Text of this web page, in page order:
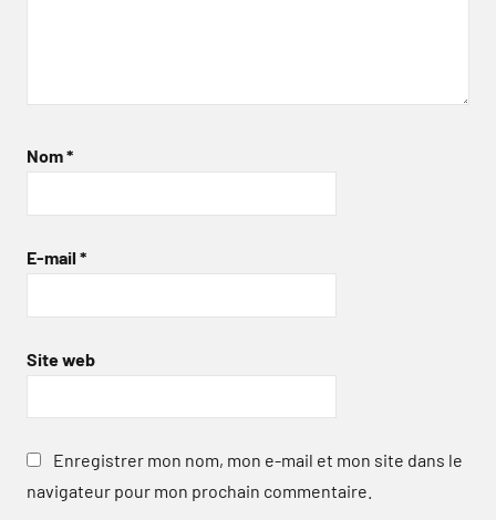
Nom*
E-mail *
Site web
Enregistrer mon nom, mon e-mail et mon site dans le
navigateur pour mon prochain commentaire.